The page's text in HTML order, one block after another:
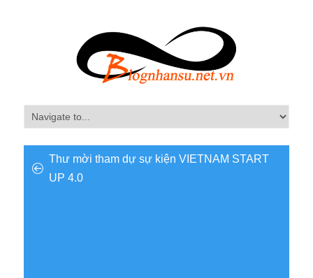
Thư mời tham dự sự kiện VIETNAM START
UP 4.0